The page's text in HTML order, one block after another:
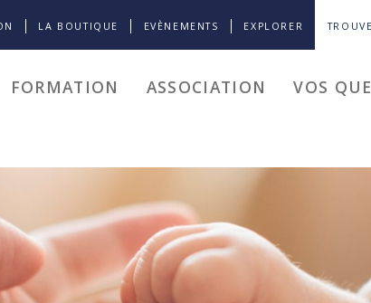
LA BOUTIQUE EVÈNEMENTS EXPLORER
FORMATION ASSOCIATION VOS